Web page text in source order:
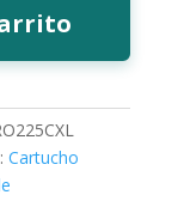
Cartucho